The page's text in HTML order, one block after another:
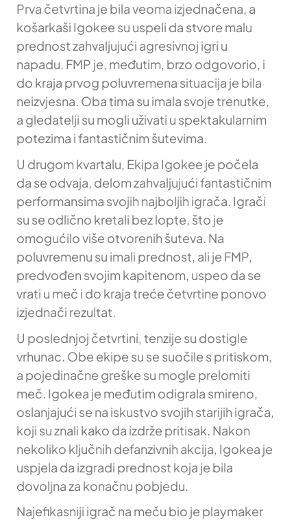
Prva četvrtina je bila veoma izjednačena, a
košarkaši Igokee su uspeli da stvore malu
prednost zahvaljujući agresivnoj igri u
napadu. FMP je, međutim, brzo odgovorio, i
do kraja prvog poluvremena situacija je bila
neizvjesna. Oba tima su imala svoje trenutke,
a gledatelji su mogli uživati u spektakularnim
potezima i fantastičnim šutevima.
U drugom kvartalu, Ekipa Igokee je počela
da se odvaja, delom zahvaljujući fantastičnim
performansima svojih najboljih igrača. Igrači
su se odlično kretali bez lopte, što je
omogućilo više otvorenih šuteva. Na
poluvremenu su imali prednost, ali je FMP,
predvođen svojim kapitenom, uspeo da se
vrati u meč i do kraja treće četvrtine ponovo
izjednači rezultat.
U poslednjoj četvrtini, tenzije su dostigle
vrhunac. Obe ekipe su se suočile s pritiskom,
a pojedinačne greške su mogle prelomiti
meč. Igokea je međutim odigrala smireno,
oslanjajući se na iskustvo svojih starijih igrača,
koji su znali kako da izdrže pritisak. Nakon
nekoliko ključnih defanzivnih akcija, Igokea je
uspjela da izgradi prednost koja je bila
dovoljna za konačnu pobjedu.
Najefikasniji igrač na meču bio je playmaker